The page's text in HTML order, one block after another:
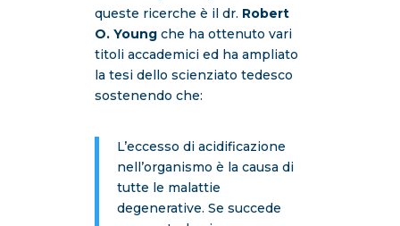
queste ricerche è il dr. Robert
O. Youngche ha ottenuto vari
titoli accademici ed ha ampliato
la tesi dello scienziato tedesco
sostenendo che:
L’eccesso di acidificazione
nell’organismo è la causa di
tutte le malattie
degenerative. Se succede